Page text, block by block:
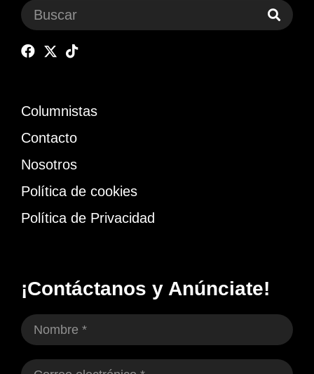
Columnistas
Contacto
Nosotros
Política de cookies
Política de Privacidad
¡Contáctanos y Anúnciate!